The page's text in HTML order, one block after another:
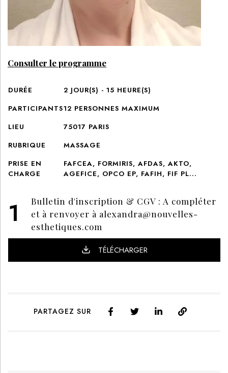
Consulter le programme
DURÉE 2 JOUR(S) - 15 HEURE(S)
PARTICIPANTS12 PERSONNES MAXIMUM
LIEU
75017 PARIS
RUBRIQUE
MASSAGE
PRISE EN
CHARGE
FAFCEA, FORMIRIS, AFDAS, AKTO,
AGEFICE, OPCO EP, FAFIH, FIF PL...
Bulletin d'inscription & CGV : A compléter
et à renvoyer à alexandra@nouvelles-
esthetiques.com
TÉLÉCHARGER
PARTAGEZ SUR